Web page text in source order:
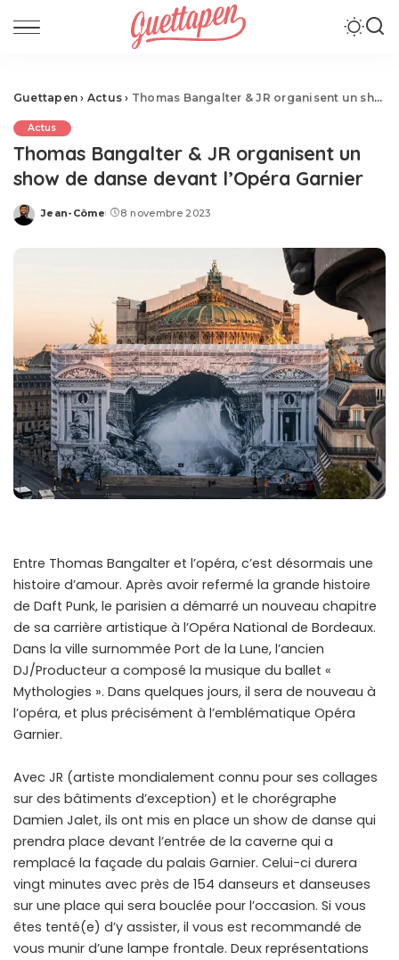
Guettapen › Actus › Thomas Bangalter & JR organisent un show de danse devant l’Opéra Garnier
Actus
Thomas Bangalter & JR organisent un
show de danse devant l’Opéra Garnier
Posted
Jean-Côme 8 novembre 2023
Entre Thomas Bangalter et l’opéra, c’est désormais une
histoire d’amour. Après avoir refermé la grande histoire
de Daft Punk, le parisien a démarré un nouveau chapitre
de sa carrière artistique à l’Opéra National de Bordeaux.
Dans la ville surnommée Port de la Lune, l’ancien
DJ/Producteur a composé la musique du ballet «
Mythologies ». Dans quelques jours, il sera de nouveau à
l’opéra, et plus précisément à l’emblématique Opéra
Garnier.
Avec JR (artiste mondialement connu pour ses collages
sur des bâtiments d’exception) et le chorégraphe
Damien Jalet, ils ont mis en place un show de danse qui
prendra place devant l’entrée de la caverne qui a
remplacé la façade du palais Garnier. Celui-ci durera
vingt minutes avec près de 154 danseurs et danseuses
sur une place qui sera bouclée pour l’occasion. Si vous
êtes tenté(e) d’y assister, il vous est recommandé de
vous munir d’une lampe frontale. Deux représentations